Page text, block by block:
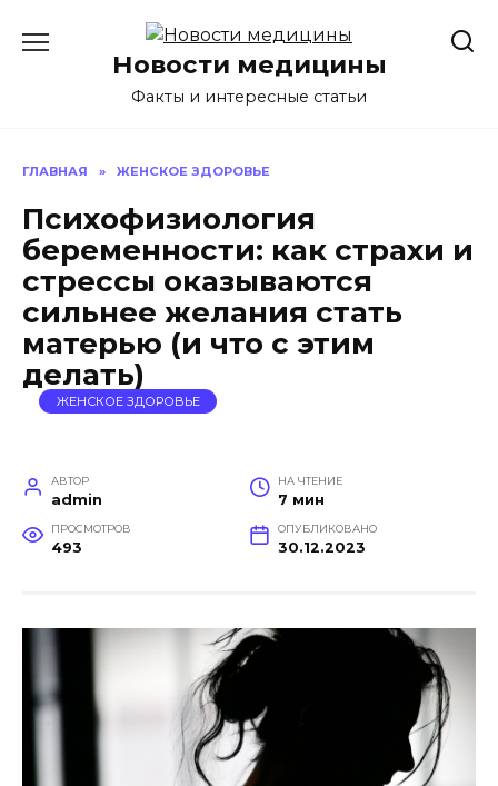
содержаниюНовости медицины
Факты и интересные статьи
ГЛАВНАЯ » ЖЕНСКОЕ ЗДОРОВЬЕ
Психофизиология
беременности: как страхи и
стрессы оказываются
сильнее желания стать
матерью (и что с этим
делать)
ЖЕНСКОЕ ЗДОРОВЬЕ
АВТОР
admin
НА ЧТЕНИЕ
7 мин
ПРОСМОТРОВ
493
ОПУБЛИКОВАНО
30.12.2023